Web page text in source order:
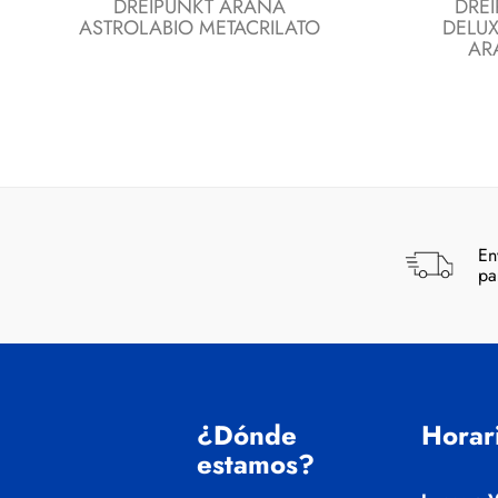
DREIPUNKT ARAÑA
ASTROLABIO METACRILATO
¿Dónde
estamos?